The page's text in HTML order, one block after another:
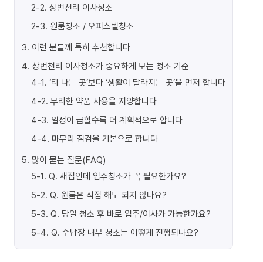
2-2. 상번천리 이사청소
2-3. 원룸청소 / 오피스텔청소
3. 이런 분들께 특히 추천합니다
4. 상번천리 이사청소가 중요하게 보는 청소 기준
4-1. ‘티 나는 곳’보다 ‘생활이 달라지는 곳’을 먼저 합니다
4-2. 무리한 약품 사용을 지양합니다
4-3. 일정이 급할수록 더 계획적으로 합니다
4-4. 마무리 점검을 기본으로 합니다
5. 많이 묻는 질문(FAQ)
5-1. Q. 새집인데 입주청소가 꼭 필요한가요?
5-2. Q. 원룸은 직접 해도 되지 않나요?
5-3. Q. 당일 청소 후 바로 입주/이사가 가능한가요?
5-4. Q. 수납장 내부 청소는 어떻게 진행되나요?